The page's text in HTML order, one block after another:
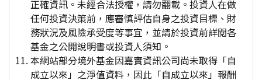
正確資訊。未經合法授權，請勿翻載。投資人在做
任何投資決策前，應審慎評估自身之投資目標、財
務狀況及風險承受度等事宜，並請於投資前詳閱各
基金之公開說明書或投資人須知。
本網站部分境外基金因嘉實資訊公司尚未取得「自
成立以來」之淨值資料，因此「自成立以來」報酬